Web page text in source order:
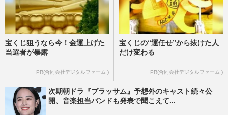
宝くじ狙うなら今！金運上げた
当選者が暴露
PR(合同会社デジタルファーム )
宝くじの“運任せ”から抜けた人
だけ変わる
PR(合同会社デジタルファーム )
次期朝ドラ『ブラッサム』予想外のキャスト続々公
開、音楽担当バンドも発表で聞こえて...